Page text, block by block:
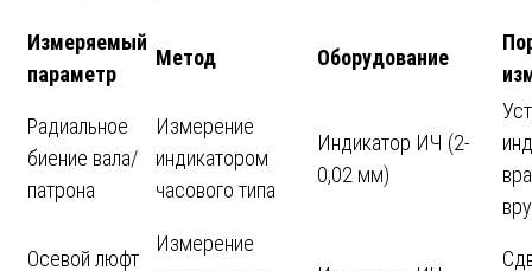
Измеряемый
параметр
Метод Оборудование
Радиальное
биение вала/
патрона
Измерение
индикатором
часового типа
Индикатор ИЧ (2-
0,02 мм)
Осевой люфт
Измерение